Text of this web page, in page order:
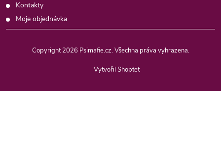
Kontakty
Moje objednávka
Vytvořil Shoptet
Copyright 2026 Psimafie.cz. Všechna práva vyhrazena.